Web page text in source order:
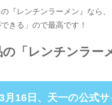
『レンチンラーメン』なら
きる」ので最高です！
の「レンチンラー
月16日、天一の公式